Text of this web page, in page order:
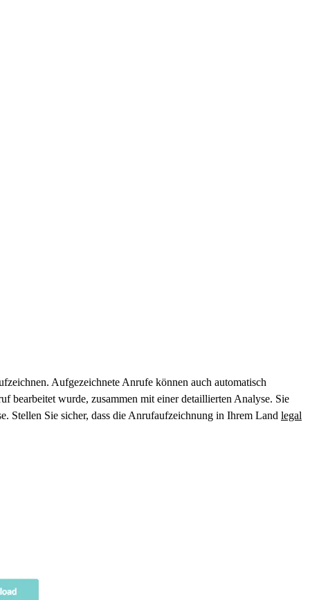
Aufgezeichnete Anrufe können auch automatisch
bearbeitet wurde, zusammen mit einer detaillierten Analyse. Sie
Stellen Sie sicher, dass die Anrufaufzeichnung in Ihrem Land legal